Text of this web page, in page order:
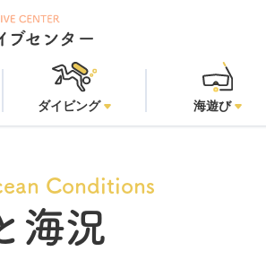
ダイビング 海遊び
Conditions
海況